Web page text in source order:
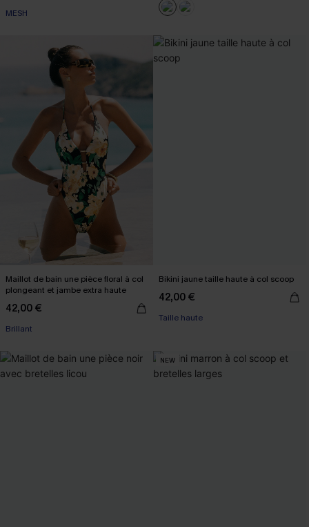
MESH
Maillot de bain une pièce floral à col
plongeant et jambe extra haute
42,00 €
Brillant
Bikini jaune taille haute à col scoop
42,00 €
Taille haute
NEW